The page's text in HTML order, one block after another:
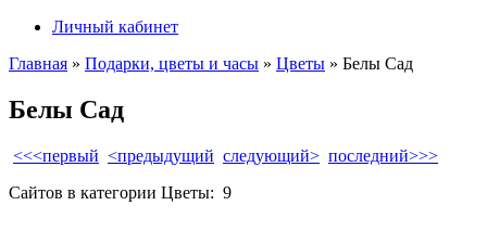
Личный кабинет
Главная » Подарки, цветы и часы » Цветы » Белы Сад
Белы Сад
<<<первый <предыдущий следующий> последний>>>
Сайтов в категории Цветы: 9